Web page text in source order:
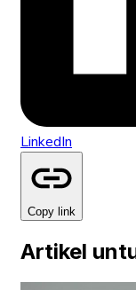
LinkedIn
Copy link
Artikel